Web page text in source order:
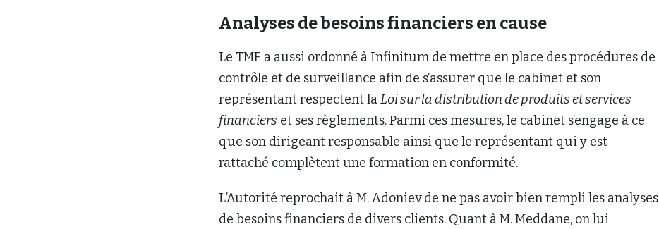
Analyses de besoins financiers en cause
Le TMF a aussi ordonné à Infinitum de mettre en place des procédures de
contrôle et de surveillance afin de s’assurer que le cabinet et son
représentant respectent laLoi sur la distribution de produits et services
financiers et ses règlements. Parmi ces mesures, le cabinet s’engage à ce
que son dirigeant responsable ainsi que le représentant qui y est
rattaché complètent une formation en conformité.
L’Autorité reprochait à M. Adoniev de ne pas avoir bien rempli les analyses
de besoins financiers de divers clients. Quant à M. Meddane, on lui